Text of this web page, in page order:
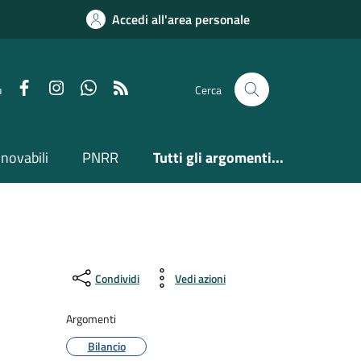
Accedi all'area personale
FacebookInstagramWhatsapp Cerca
PNRR Tutti gli argomenti...
Condividi Vedi azioni
Argomenti
Bilancio